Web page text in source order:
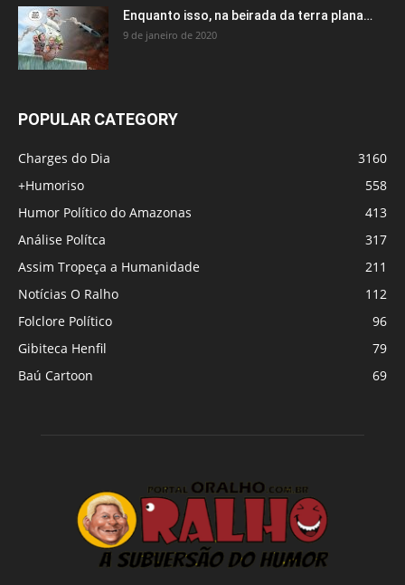
Enquanto isso, na beirada da terra plana…
9 de janeiro de 2020
POPULAR CATEGORY
Charges do Dia
3160
+Humoriso
558
Humor Político do Amazonas
413
Análise Polítca
317
Assim Tropeça a Humanidade
211
Notícias O Ralho
112
Folclore Político
96
Gibiteca Henfil
79
Baú Cartoon
69